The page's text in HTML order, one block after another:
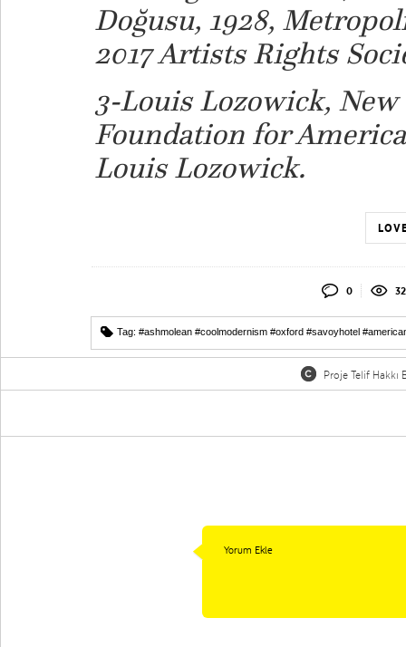
Doğusu, 1928,
2017 Artists Rights
3-Louis Lozowick, New
Foundation for
Louis Lozowick.
0
Tag: #ashmolean #coolmodernism #oxford #savoyhotel
Proje Telif Hakkı